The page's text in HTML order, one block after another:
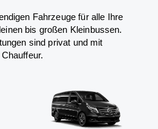
Fahrzeuge für alle Ihre
bis großen Kleinbussen.
sind privat und mit
Chauffeur.